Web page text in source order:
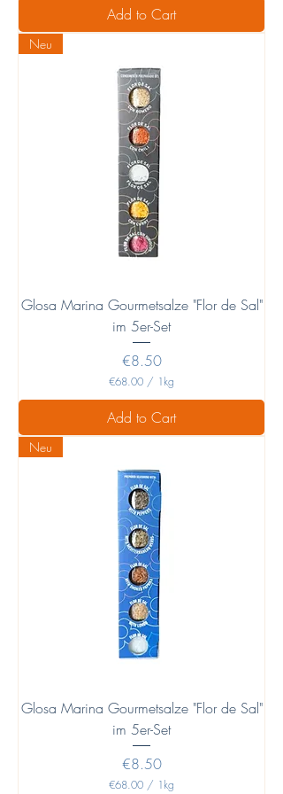
4
.
0
p
e
r
1
K
i
l
o
g
r
a
m
Add to Cart
Neu
Glosa Marina Gourmetsalze "Flor de Sal"
im 5er-Set
Price
€8.50
€68.00 / 1kg
8
.
0
p
e
r
1
K
i
l
o
g
r
a
m
Add to Cart
Neu
Glosa Marina Gourmetsalze "Flor de Sal"
im 5er-Set
Price
€8.50
€68.00 / 1kg